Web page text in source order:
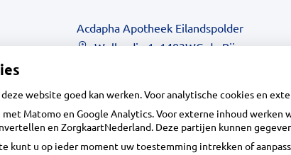
Acdapha Apotheek Eilandspolder
Wollandje 1, 1483WG de Rijp
Centrale administratie
website goed kan werken. Voor analytische cookies en
Matomo en Google Analytics. Voor externe inhoud werken
en ZorgkaartNederland. Deze partijen kunnen
kunt u op ieder moment uw toestemming intrekken of